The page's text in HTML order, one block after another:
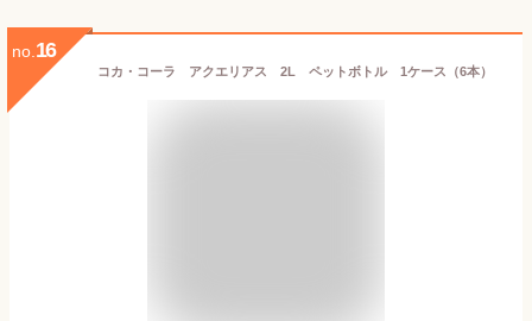
no. 16
コカ・コーラ アクエリアス 2L ペットボトル 1ケース（6本）